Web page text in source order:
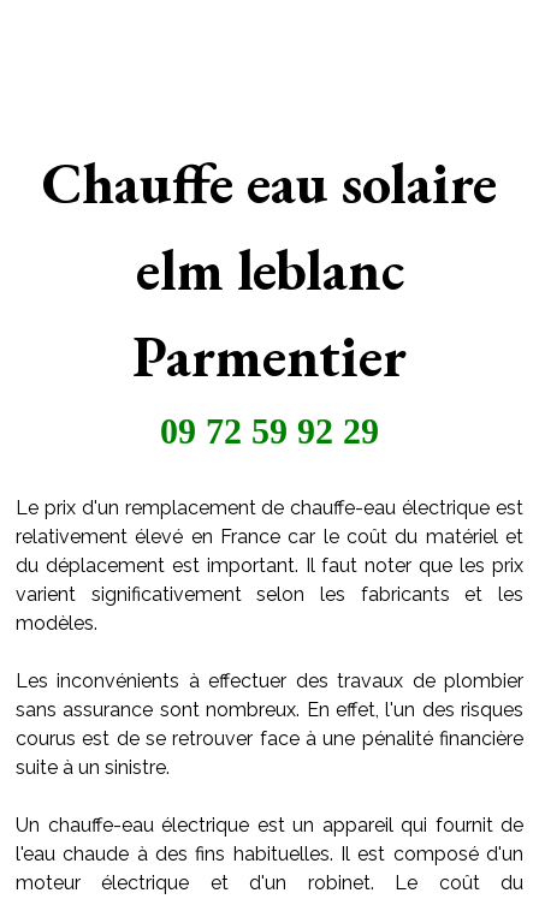
Chauffe eau solaire
elm leblanc
Parmentier
09 72 59 92 29
Le prix d'un remplacement de chauffe-eau électrique est
relativement élevé en France car le coût du matériel et
du déplacement est important. Il faut noter que les prix
varient significativement selon les fabricants et les
modèles.
Les inconvénients à effectuer des travaux de plombier
sans assurance sont nombreux. En effet, l'un des risques
courus est de se retrouver face à une pénalité financière
suite à un sinistre.
Un chauffe-eau électrique est un appareil qui fournit de
l'eau chaude à des fins habituelles. Il est composé d'un
moteur électrique et d'un robinet. Le coût du